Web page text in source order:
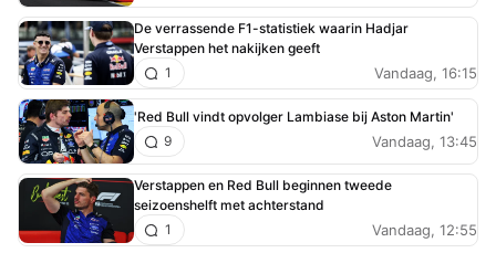
De verrassende F1-statistiek waarin Hadjar
Verstappen het nakijken geeft
Vandaag, 16:15
1
'Red Bull vindt opvolger Lambiase bij Aston Martin'
Vandaag, 13:45
9
Verstappen en Red Bull beginnen tweede
seizoenshelft met achterstand
Vandaag, 12:55
1